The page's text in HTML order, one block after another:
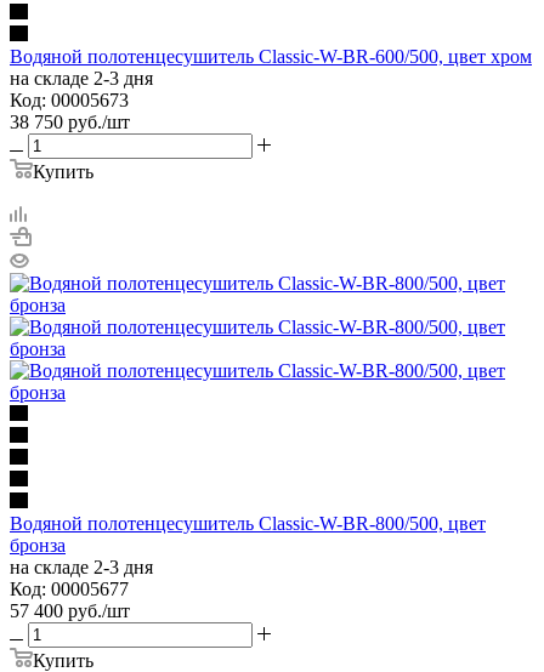
Водяной полотенцесушитель Classic-W-BR-600/500, цвет хром
на складе 2-3 дня
Код: 00005673
38 750 руб./шт
Купить
Водяной полотенцесушитель Classic-W-BR-800/500, цвет
бронза
на складе 2-3 дня
Код: 00005677
57 400 руб./шт
Купить